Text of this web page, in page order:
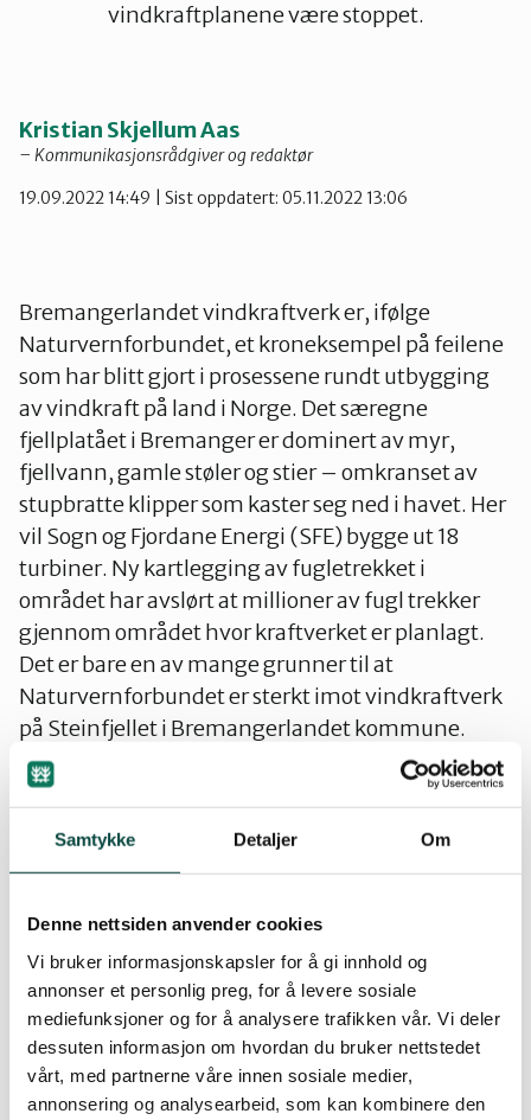
Samtykke Detaljer Om
Denne nettsiden anvender cookies
Vi bruker informasjonskapsler for å gi innhold og
annonser et personlig preg, for å levere sosiale
mediefunksjoner og for å analysere trafikken vår. Vi deler
dessuten informasjon om hvordan du bruker nettstedet
vårt, med partnerne våre innen sosiale medier,
annonsering og analysearbeid, som kan kombinere den
Troms
Østfold
Rogaland
vindkraftplanene være stoppet.
Kristian Skjellum Aas
– Kommunikasjonsrådgiver og redaktør
19.09.2022 14:49 | Sist oppdatert: 05.11.2022 13:06
Bremangerlandet vindkraftverk er, ifølge
Naturvernforbundet, et kroneksempel på feilene
som har blitt gjort i prosessene rundt utbygging
av vindkraft på land i Norge. Det særegne
fjellplatået i Bremanger er dominert av myr,
fjellvann, gamle støler og stier – omkranset av
stupbratte klipper som kaster seg ned i havet. Her
vil Sogn og Fjordane Energi (SFE) bygge ut 18
turbiner. Ny kartlegging av fugletrekket i
området har avslørt at millioner av fugl trekker
gjennom området hvor kraftverket er planlagt.
Det er bare en av mange grunner til at
Naturvernforbundet er sterkt imot vindkraftverk
på Steinfjellet i Bremangerlandet kommune.
– Dette tar vi som et stort steg mot endelig seier
Jeg vil takke lokale ildsjeler og alle andre som
Steinfjellet, Bremangerlandet. Dette viser at det
nytter å ta kampen for naturen, sier Anne-Line
Thingnes Førsund, leder i Naturvernforbundet i
Sogn og Fjordane.
– Vi lever i ei natur- og klimakrise, der tapet av
natur har kommet så langt at vi ikke har mer å